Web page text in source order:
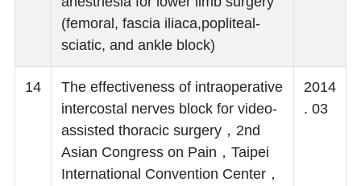
(femoral, fascia iliaca,popliteal-
sciatic, and ankle block)
14
The effectiveness of intraoperative
intercostal nerves block for video-
assisted thoracic surgery，2nd
Asian Congress on Pain，Taipei
International Convention Center，
2014
. 03